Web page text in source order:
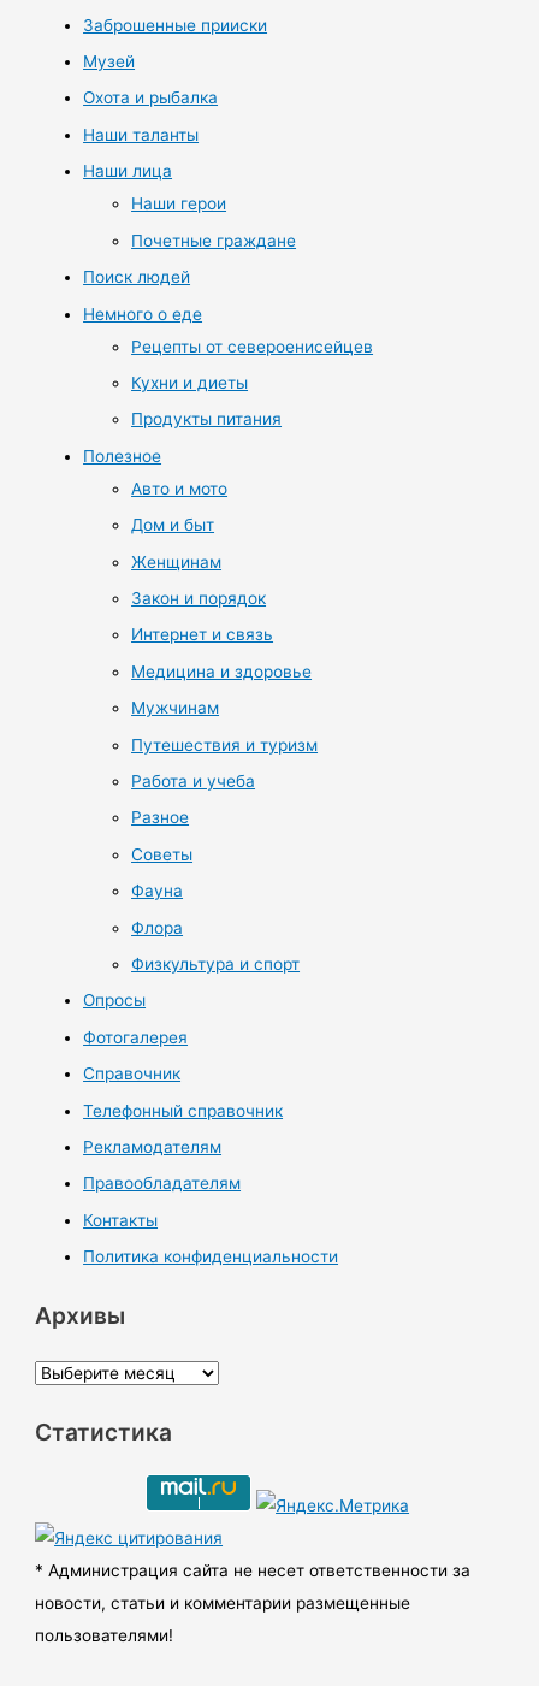
Заброшенные прииски
Музей
Охота и рыбалка
Наши таланты
Наши лица
Наши герои
Почетные граждане
Поиск людей
Немного о еде
Рецепты от североенисейцев
Кухни и диеты
Продукты питания
Полезное
Авто и мото
Дом и быт
Женщинам
Закон и порядок
Интернет и связь
Медицина и здоровье
Мужчинам
Путешествия и туризм
Работа и учеба
Разное
Советы
Фауна
Флора
Физкультура и спорт
Опросы
Фотогалерея
Справочник
Телефонный справочник
Рекламодателям
Правообладателям
Контакты
Политика конфиденциальности
Архивы
А
х
ы
Статистика
* Администрация сайта не несет ответственности за
новости, статьи и комментарии размещенные
пользователями!